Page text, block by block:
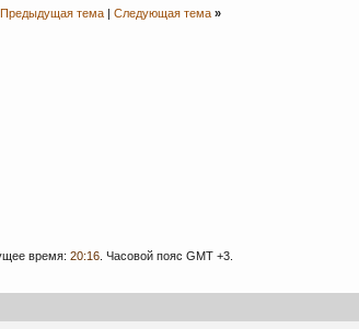
Предыдущая тема| Следующая тема »
время: 20:16 . Часовой пояс GMT +3.